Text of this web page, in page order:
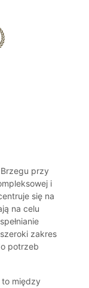
przy
i
się na
na celu
zakres
potrzeb
to między